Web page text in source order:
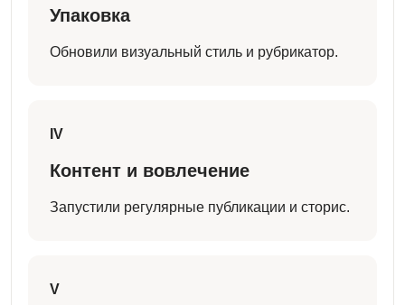
Упаковка
Обновили визуальный стиль и рубрикатор.
IV
Контент и вовлечение
Запустили регулярные публикации и сторис.
V